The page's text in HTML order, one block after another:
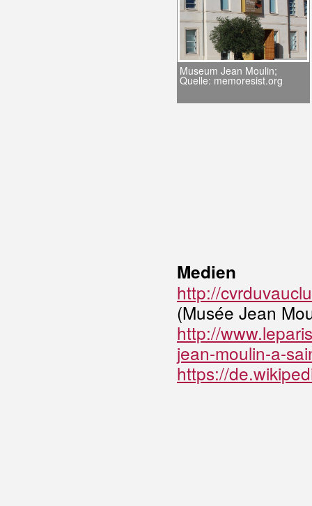
Museum Jean Moulin;
Quelle: memoresist.org
Medien
http://
(Musée Jean
http://
jean-moulin-a-
https://